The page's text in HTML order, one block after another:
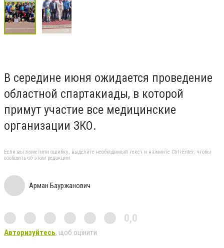
В середине июня ожидается проведение
областной спартакиады, в которой
примут участие все медицинские
организации ЗКО.
Если вы заметили ошибку, выделите необходимый текст и нажмите Ctrl+Enter, чтобы
сообщить об этом редакции
Арман Бауржанович
0,0
Авторизуйтесь, щоб оцінити